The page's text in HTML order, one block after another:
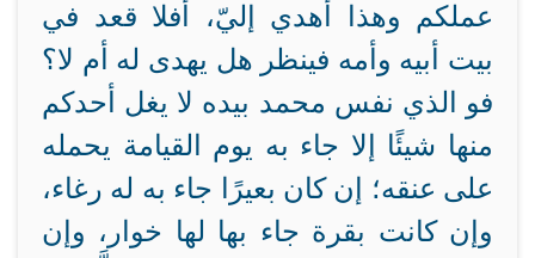
عملكم وهذا أهدي إليّ، أفلا قعد في
بيت أبيه وأمه فينظر هل يهدى له أم لا؟
فو الذي نفس محمد بيده لا يغل أحدكم
منها شيئًا إلا جاء به يوم القيامة يحمله
على عنقه؛ إن كان بعيرًا جاء به له رغاء،
وإن كانت بقرة جاء بها لها خوار، وإن